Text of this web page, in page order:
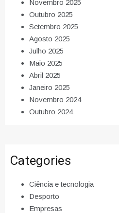
Novembro 2025
Outubro 2025
Setembro 2025
Agosto 2025
Julho 2025
Maio 2025
Abril 2025
Janeiro 2025
Novembro 2024
Outubro 2024
Categories
Ciência e tecnologia
Desporto
Empresas